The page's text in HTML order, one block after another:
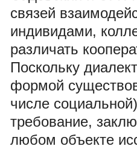
связей
индивидами,
различать
Поскольку
формой
числе
требование,
любом объекте